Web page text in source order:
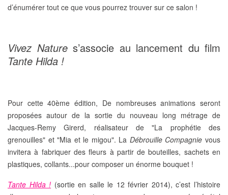
d’énumérer tout ce que vous pourrez trouver sur ce salon !
Vivez Nature s’associe au lancement du film
Tante Hilda !
Pour cette 40ème édition, De nombreuses animations seront
proposées autour de la sortie du nouveau long métrage de
Jacques-Remy Girerd, réalisateur de "La prophétie des
grenouilles" et "Mia et le migou". La Débrouille Compagnie vous
invitera à fabriquer des fleurs à partir de bouteilles, sachets en
plastiques, collants...pour composer un énorme bouquet !
Tante Hilda ! (sortie en salle le 12 février 2014), c’est l’histoire